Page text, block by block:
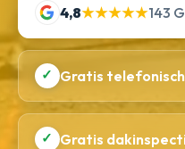
4,8★★★★★143
✓ Gratis
✓ Gratis